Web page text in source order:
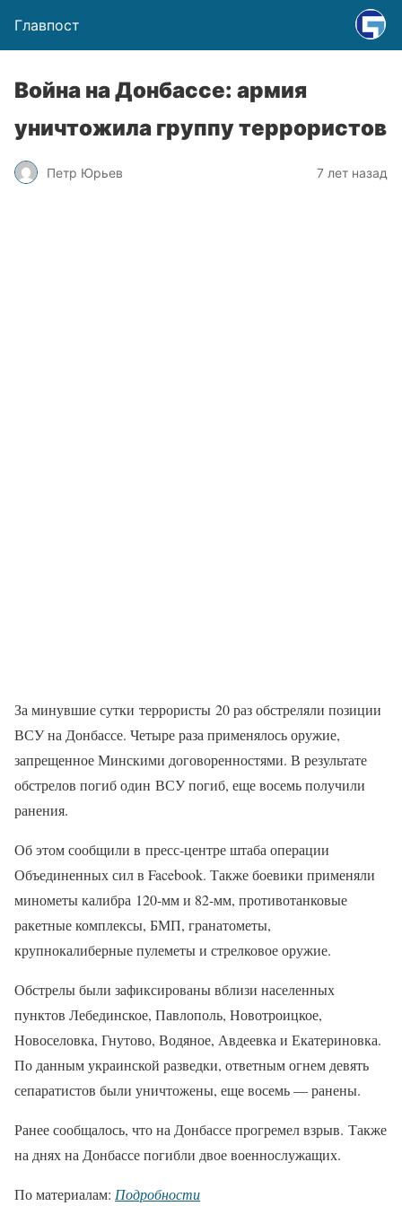
Главпост
Война на Донбассе: армия
уничтожила группу террористов
Петр Юрьев 7 лет назад
За минувшие сутки террористы 20 раз обстреляли позиции
ВСУ на Донбассе. Четыре раза применялось оружие,
запрещенное Минскими договоренностями. В результате
обстрелов погиб один ВСУ погиб, еще восемь получили
ранения.
Об этом сообщили в пресс-центре штаба операции
Объединенных сил в Facebook. Также боевики применяли
минометы калибра 120-мм и 82-мм, противотанковые
ракетные комплексы, БМП, гранатометы,
крупнокалиберные пулеметы и стрелковое оружие.
Обстрелы были зафиксированы вблизи населенных
пунктов Лебединское, Павлополь, Новотроицкое,
Новоселовка, Гнутово, Водяное, Авдеевка и Екатериновка.
По данным украинской разведки, ответным огнем девять
сепаратистов были уничтожены, еще восемь — ранены.
Ранее сообщалось, что на Донбассе прогремел взрыв. Также
на днях на Донбассе погибли двое военнослужащих.
По материалам: Подробности